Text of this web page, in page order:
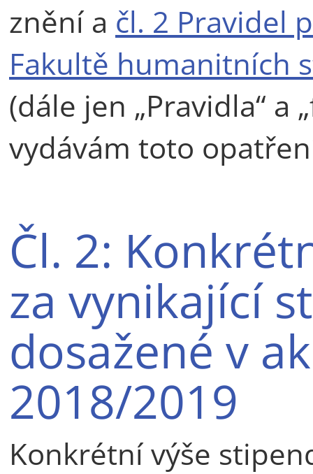
znění a čl. 2 Pravidel
Fakultě humanitních
(dále jen „Pravidla“ a
vydávám toto
Čl. 2:
za vynikající
dosažené v
2018/2019
Konkrétní výše